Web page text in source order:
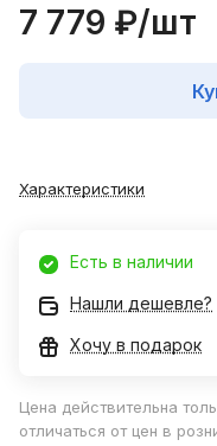
7 779 ₽/шт
Характеристики
Есть в наличии
Нашли дешевле?
Хочу в подарок
Цена действительна
отличаться от цен в